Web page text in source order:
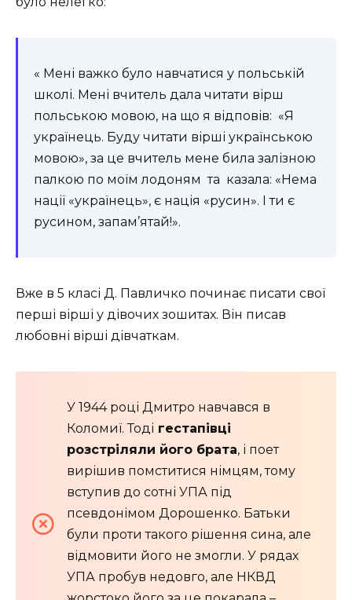
« Мені важко було навчатися у польській
школі. Мені вчитель дала читати вірш
польською мовою, на що я відповів: «Я
українець. Буду читати вірші українською
мовою», за це вчитель мене била залізною
палкою по моїм лодоням та казала: «Нема
нації «українець», є нація «русин». І ти є
русином, запам’ятай!».
Вже в 5 класі Д. Павличко починає писати свої
перші вірші у дівочих зошитах. Він писав
любовні вірші дівчаткам.
У 1944 році Дмитро навчався в
Коломиї. Тоді гестапівці
розстріляли його брата, і поет
вирішив помститися німцям, тому
вступив до сотні УПА під
псевдонімом Дорошенко. Батьки
були проти такого рішення сина, але
відмовити його не змогли. У рядах
УПА пробув недовго, але НКВД